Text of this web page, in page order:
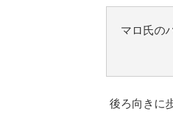
マロ氏の
後ろ向きに